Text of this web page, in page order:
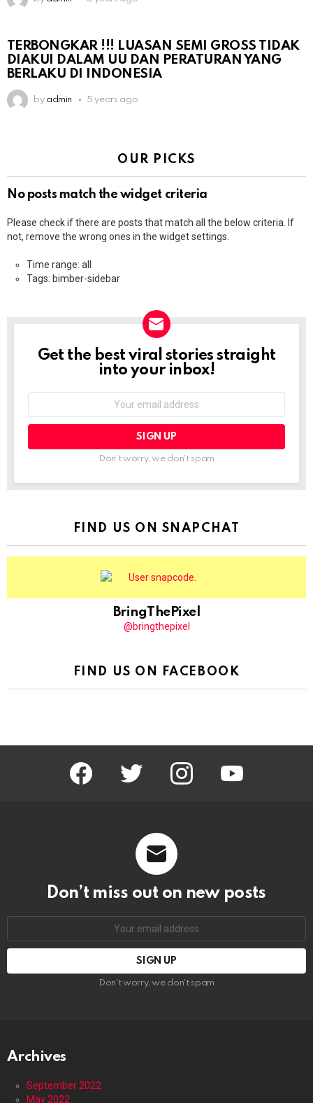
TERBONGKAR !!! LUASAN SEMI GROSS TIDAK
DIAKUI DALAM UU DAN PERATURAN YANG
BERLAKU DI INDONESIA
by admin 5 years ago
OUR PICKS
No posts match the widget criteria
Please check if there are posts that match all the below criteria. If
not, remove the wrong ones in the widget settings.
Time range: all
Tags: bimber-sidebar
NEWSLETTER
Get the best viral stories straight
into your inbox!
Don't worry, we don't spam
FIND US ON SNAPCHAT
BringThePixel
@bringthepixel
FIND US ON FACEBOOK
facebook twitter instagram youtube
Don’t miss out on new posts
Don't worry, we don't spam
Archives
September 2022
May 2022